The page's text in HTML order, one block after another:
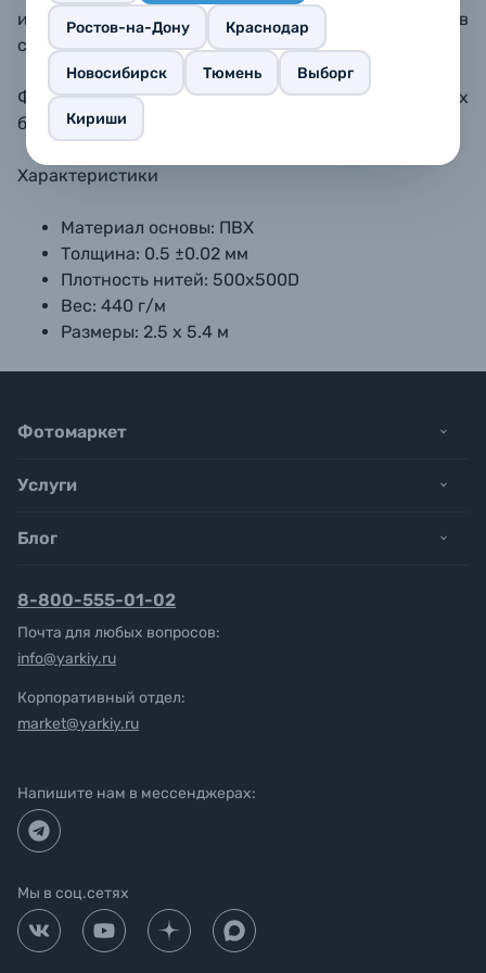
Ростов-на-Дону Краснодар
Новосибирск Тюмень Выборг
Кириши
и крепления на «воротах». Поставляется в
свернутом в рулон виде.
Фон текстурированный, в определенных условиях
будет заметно плетение.
Характеристики
Материал основы: ПВХ
Толщина: 0.5 ±0.02 мм
Плотность нитей: 500x500D
Вес: 440 г/м
Размеры: 2.5 х 5.4 м
Фотомаркет
Услуги
Блог
8-800-555-01-02
Почта для любых вопросов:
info@yarkiy.ru
Корпоративный отдел:
market@yarkiy.ru
Напишите нам в мессенджерах:
Мы в соц.сетях